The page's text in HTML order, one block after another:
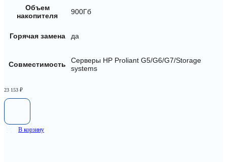
Объем
накопителя
900Гб
Горячая замена да
Совместимость
Серверы HP Proliant G5/G6/G7/Storage
systems
23 153 ₽
В корзину